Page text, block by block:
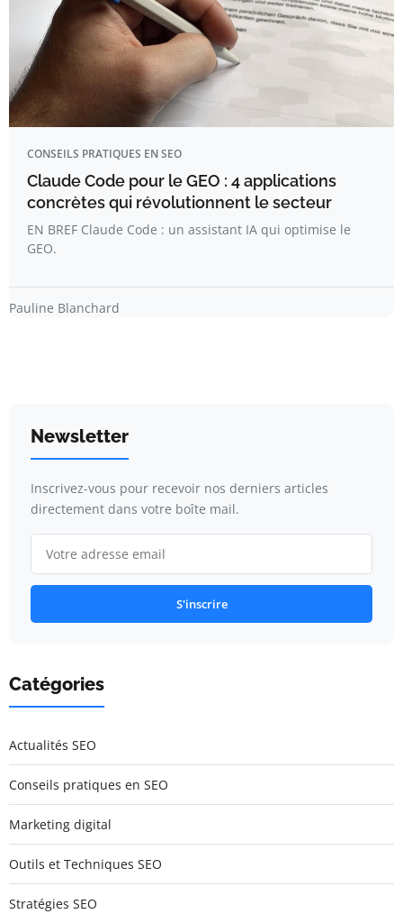
CONSEILS PRATIQUES EN SEO
Claude Code pour le GEO : 4 applications
concrètes qui révolutionnent le secteur
EN BREF Claude Code : un assistant IA qui optimise le
GEO.
Pauline Blanchard
Newsletter
Inscrivez-vous pour recevoir nos derniers articles
directement dans votre boîte mail.
S'inscrire
Catégories
Actualités SEO
Conseils pratiques en SEO
Marketing digital
Outils et Techniques SEO
Stratégies SEO